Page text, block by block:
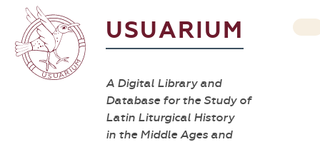
USUARIUM
A Digital Library and
Database for the Study of
Latin Liturgical History
in the Middle Ages and